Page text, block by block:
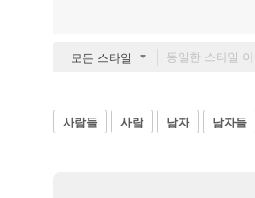
모든 스타일
사람들 사람 남자 남자들